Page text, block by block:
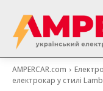
AMPERCAR.com
електрокар у стилі